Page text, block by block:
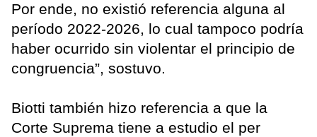
Por ende, no existió referencia alguna al
período 2022-2026, lo cual tampoco podría
haber ocurrido sin violentar el principio de
congruencia”, sostuvo.
Biotti también hizo referencia a que la
Corte Suprema tiene a estudio el per